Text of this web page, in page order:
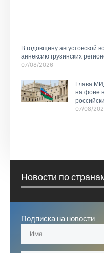
В годовщину августовской
аннексию грузинских
07/08/2026
Глава
на фоне
07/08/
Новости по
Подписка на новости